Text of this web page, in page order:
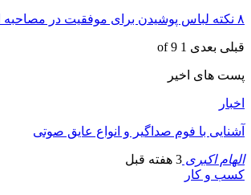
۸ نکته‌ لباس پوشیدن برای موفقیت در مصاحبه استخدامی
قبلی بعدی 1 of 9
پست های اخیر
اخبار
آشنایی با فوم صداگیر و انواع عایق صوتی
الهام اکبری 3 هفته قبل
کسب و کار